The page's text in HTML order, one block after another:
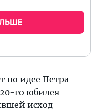
по идее Петра
20-го юбилея
исход